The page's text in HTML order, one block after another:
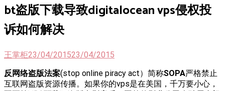
bt盗版下载导致digitalocean vps侵权投
诉如何解决
王掌柜23/04/201523/04/2015
反网络盗版法案(stop online piracy act）简称SOPA严格禁止
互联网盗版资源传播。如果你的vps是在美国，千万要小心，